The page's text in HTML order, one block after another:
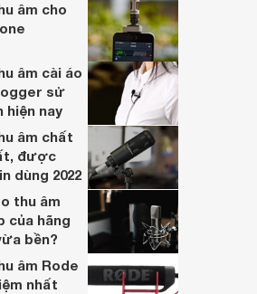
Micro không dây BIK BJ-U550
Giá từ 6.479.000 đ
Có 3 nơi bán
âm cho
âm cài áo
sử
hiện nay
âm chất
được
dùng 2022
thu âm
của hãng
bền?
âm Rode
nhất